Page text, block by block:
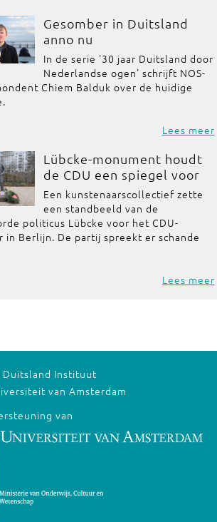
Gesomber in Duitsland
anno nu
In de serie '30 jaar Duitsland door
Nederlandse ogen' schrijft NOS-
Chiem Balduk over de huidige
Lees meer
Lübcke-monument houdt
de CDU een spiegel voor
Een kunstenaarscollectief zette
een standbeeld van de
politicus Lübcke voor het CDU-
in Berlijn. De partij spreekt er schande
Lees meer
Duitsland Instituut
van Amsterdam
van